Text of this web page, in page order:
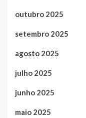
outubro 2025
setembro 2025
agosto 2025
julho 2025
junho 2025
maio 2025